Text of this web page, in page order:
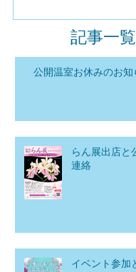
記事一覧
公開温室お休みのお知
らん展出店と
連絡
イベント参加